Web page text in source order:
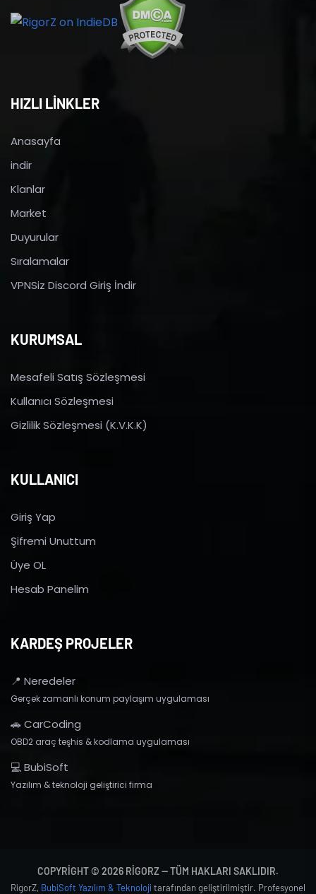
HIZLI LİNKLER
Anasayfa
indir
Klanlar
Market
Duyurular
Sıralamalar
VPNSiz Discord Giriş İndir
KURUMSAL
Mesafeli Satış Sözleşmesi
Kullanıcı Sözleşmesi
Gizlilik Sözleşmesi (K.V.K.K)
KULLANICI
Giriş Yap
Şifremi Unuttum
Üye OL
Hesab Panelim
KARDEŞ PROJELER
📍 Neredeler
Gerçek zamanlı konum paylaşım uygulaması
🚗 CarCoding
OBD2 araç teşhis & kodlama uygulaması
💻 BubiSoft
Yazılım & teknoloji geliştirici firma
COPYRIGHT © 2026 RIGORZ — TÜM HAKLARI SAKLIDIR.
RigorZ, BubiSoft Yazılım & Teknoloji tarafından geliştirilmiştir. Profesyonel